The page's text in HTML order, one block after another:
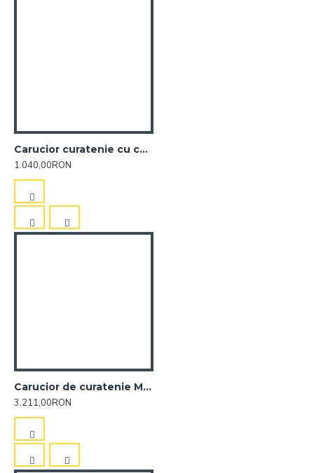
Carucior curatenie cu cadru cromat 30Lt ROLL
1.040,00RON
Carucior de curatenie MiniMagic
3.211,00RON